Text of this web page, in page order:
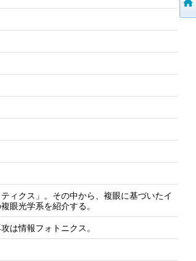
ィクス」。その中から、複眼に基づいたイ
眼光学系を紹介する。
は情報フォトニクス。